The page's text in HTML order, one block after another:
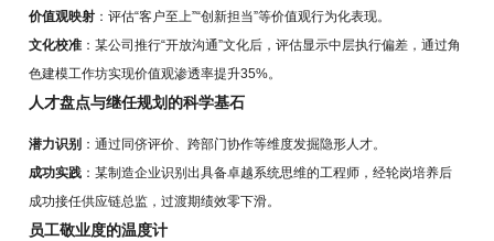
价值观映射 ：评估“客户至上”“创新担当”等价值观行为化表现。
文化校准 ：某公司推行“开放沟通”文化后，评估显示中层执行偏差，通过角
色建模工作坊实现价值观渗透率提升35%。
人才盘点与继任规划的科学基石
潜力识别 ：通过同侪评价、跨部门协作等维度发掘隐形人才。
成功实践 ：某制造企业识别出具备卓越系统思维的工程师，经轮岗培养后
成功接任供应链总监，过渡期绩效零下滑。
员工敬业度的温度计